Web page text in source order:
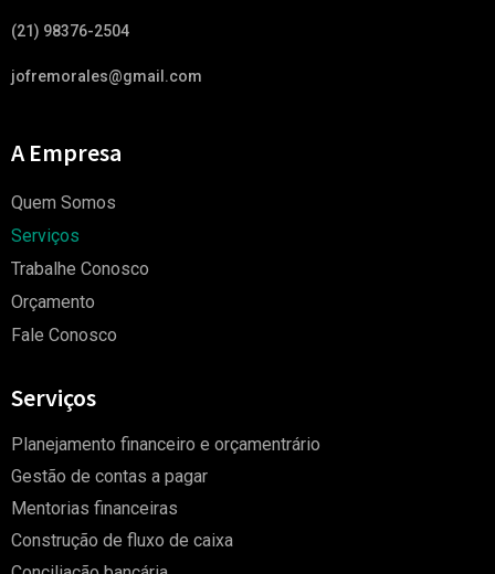
(21) 98376-2504
jofremorales@gmail.com
A Empresa
Quem Somos
Serviços
Trabalhe Conosco
Orçamento
Fale Conosco
Serviços
Planejamento financeiro e orçamentrário
Gestão de contas a pagar
Mentorias financeiras
Construção de fluxo de caixa